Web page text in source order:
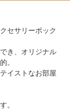
セサリーボック
き、オリジナル
。
イストなお部屋
。